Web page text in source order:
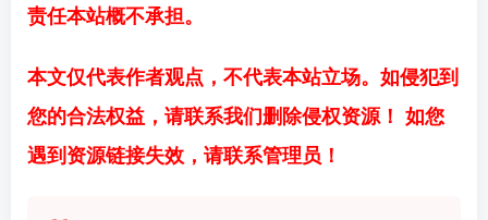
责任本站概不承担。
本文仅代表作者观点，不代表本站立场。如侵犯到
您的合法权益，请联系我们删除侵权资源！ 如您
遇到资源链接失效，请联系管理员！